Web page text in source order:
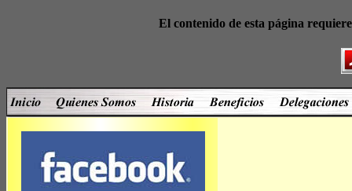
El contenido de esta página